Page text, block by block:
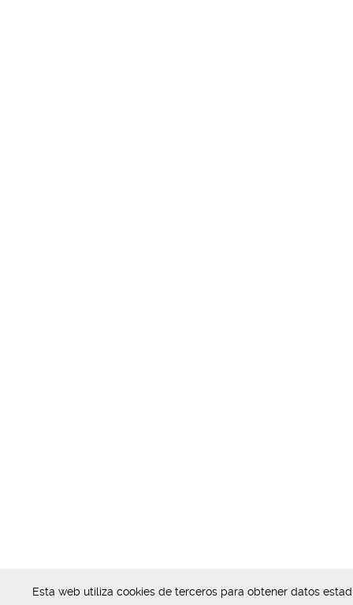
Esta web utiliza cookies de terceros para obtener datos